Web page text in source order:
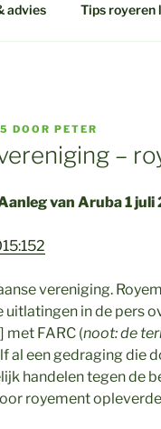
advies Tips royeren
DOOR PETER
–
van Aruba 1 juli
vereniging.
uitlatingen in de pers
FARC (noot: de
al een gedraging die
handelen tegen de
royement